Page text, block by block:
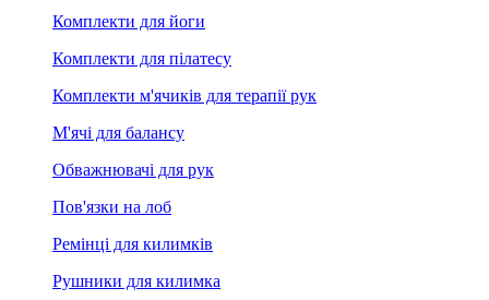
Комплекти для йоги
Комплекти для пілатесу
Комплекти м'ячиків для терапії рук
М'ячі для балансу
Обважнювачі для рук
Пов'язки на лоб
Ремінці для килимків
Рушники для килимка